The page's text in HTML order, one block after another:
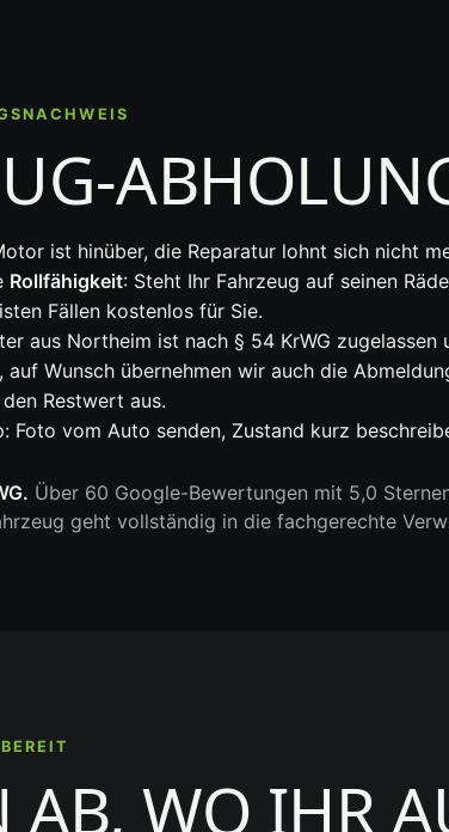
ist hinüber, die Reparatur lohnt sich nicht
Rollfähigkeit: Steht Ihr Fahrzeug auf seinen
Fällen kostenlos für Sie.
aus Northeim ist nach § 54 KrWG
, auf Wunsch übernehmen wir auch die
Restwert aus.
Foto vom Auto senden, Zustand kurz
Über 60 Google-Bewertungen mit 5,0
geht vollständig in die fachgerechte
WO IHR